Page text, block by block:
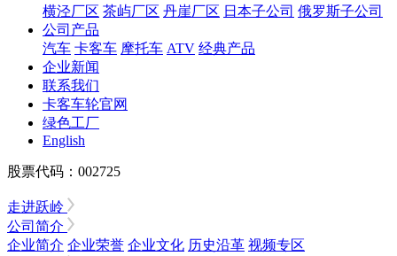
横泾厂区 茶屿厂区 丹崖厂区 日本子公司 俄罗斯子公司
公司产品
汽车 卡客车 摩托车 ATV 经典产品
企业新闻
联系我们
卡客车轮官网
绿色工厂
English
股票代码：002725
走进跃岭
公司简介
企业简介 企业荣誉 企业文化 历史沿革 视频专区